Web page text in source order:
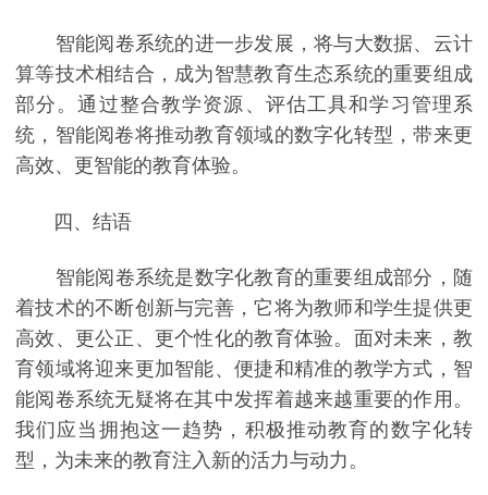
智能阅卷系统的进一步发展，将与大数据、云计
算等技术相结合，成为智慧教育生态系统的重要组成
部分。通过整合教学资源、评估工具和学习管理系
统，智能阅卷将推动教育领域的数字化转型，带来更
高效、更智能的教育体验。
四、结语
智能阅卷系统是数字化教育的重要组成部分，随
着技术的不断创新与完善，它将为教师和学生提供更
高效、更公正、更个性化的教育体验。面对未来，教
育领域将迎来更加智能、便捷和精准的教学方式，智
能阅卷系统无疑将在其中发挥着越来越重要的作用。
我们应当拥抱这一趋势，积极推动教育的数字化转
型，为未来的教育注入新的活力与动力。